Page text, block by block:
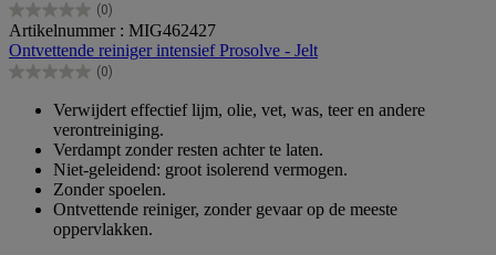
(0)
0.0
van
de
5
Artikelnummer : MIG462427
Ontvettende reiniger intensief Prosolve - Jelt
(0)
0.0
sterren.
Verwijdert effectief lijm, olie, vet, was, teer en andere
verontreiniging.
Verdampt zonder resten achter te laten.
Niet-geleidend: groot isolerend vermogen.
Zonder spoelen.
Ontvettende reiniger, zonder gevaar op de meeste
oppervlakken.